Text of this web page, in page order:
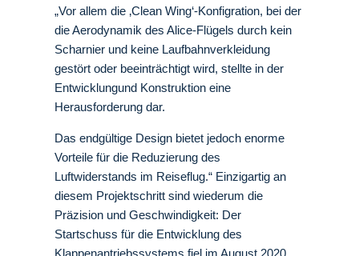
„Vor allem die ‚Clean Wing‘-Konfigration, bei der
die Aerodynamik des Alice-Flügels durch kein
Scharnier und keine Laufbahnverkleidung
gestört oder beeinträchtigt wird, stellte in der
Entwicklungund Konstruktion eine
Herausforderung dar.
Das endgültige Design bietet jedoch enorme
Vorteile für die Reduzierung des
Luftwiderstands im Reiseflug.“ Einzigartig an
diesem Projektschritt sind wiederum die
Präzision und Geschwindigkeit: Der
Startschuss für die Entwicklung des